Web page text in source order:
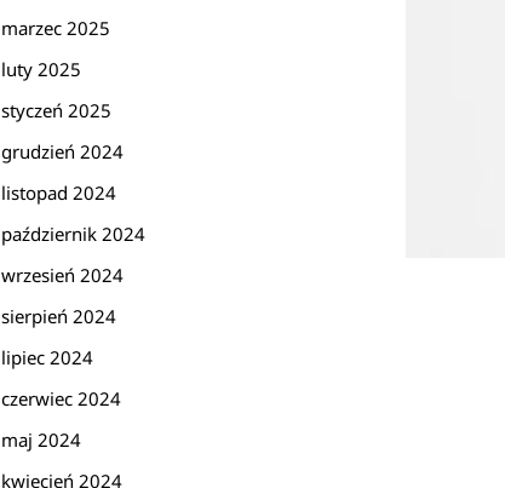
marzec 2025
luty 2025
styczeń 2025
grudzień 2024
listopad 2024
październik 2024
wrzesień 2024
sierpień 2024
lipiec 2024
czerwiec 2024
maj 2024
kwiecień 2024